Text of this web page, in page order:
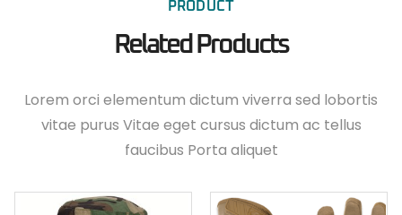
PRODUCT
Related Products
Lorem orci elementum dictum viverra sed lobortis
vitae purus Vitae eget cursus dictum ac tellus
faucibus Porta aliquet